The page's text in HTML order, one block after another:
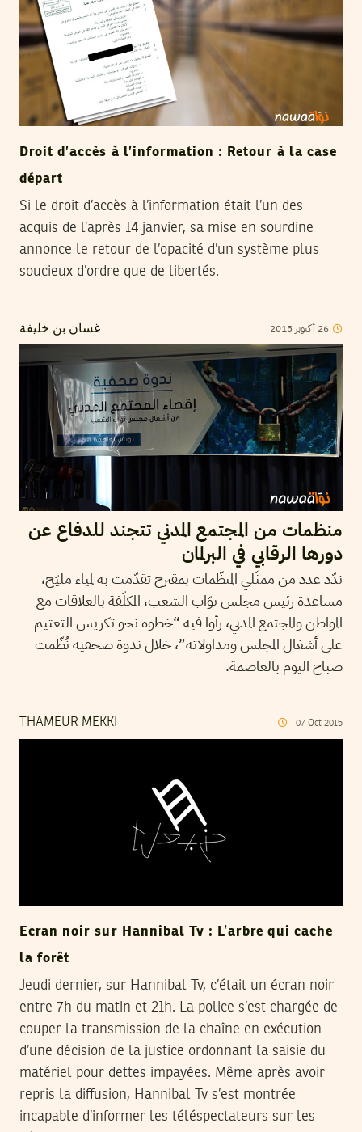
Droit d’accès à l’information : Retour à la case
départ
Si le droit d’accès à l’information était l’un des
acquis de l’après 14 janvier, sa mise en sourdine
annonce le retour de l’opacité d’un système plus
soucieux d’ordre que de libertés.
غسان بن خليفة 26 أكتوبر 2015
منظمات من المجتمع المدني تتجند للدفاع عن
دورها الرقابي في البرلمان
ندّد عدد من ممثّلي المنظّمات بمقترح تقدّمت به لمياء مليّح،
مساعدة رئيس مجلس نوّاب الشعب، المكلّفة بالعلاقات مع
المواطن والمجتمع المدني، رأوا فيه “خطوة نحو تكريس التعتيم
على أشغال المجلس ومداولاته”، خلال ندوة صحفية نُظّمت
صباح اليوم بالعاصمة.
THAMEUR MEKKI 07 Oct 2015
Ecran noir sur Hannibal Tv : L’arbre qui cache
la forêt
Jeudi dernier, sur Hannibal Tv, c’était un écran noir
entre 7h du matin et 21h. La police s’est chargée de
couper la transmission de la chaîne en exécution
d’une décision de la justice ordonnant la saisie du
matériel pour dettes impayées. Même après avoir
repris la diffusion, Hannibal Tv s’est montrée
incapable d’informer les téléspectateurs sur les